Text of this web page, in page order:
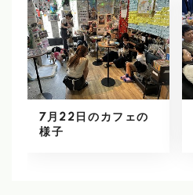
7月22日のカフェの
様子